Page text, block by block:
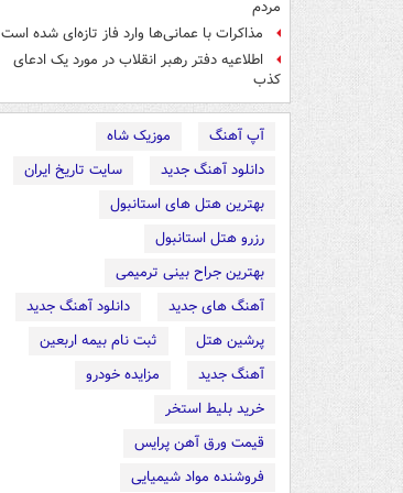
مردم
مذاکرات با عمانی‌ها وارد فاز تازه‌ای شده است
اطلاعیه دفتر رهبر انقلاب در مورد یک ادعای
کذب
آپ آهنگ
موزیک شاه
دانلود آهنگ جدید
سایت تاریخ ایران
بهترین هتل های استانبول
رزرو هتل استانبول
بهترین جراح بینی ترمیمی
آهنگ های جدید
دانلود آهنگ جدید
پرشین هتل
ثبت نام بیمه اربعین
آهنگ جدید
مزایده خودرو
خرید بلیط استخر
قیمت ورق آهن پرایس
فروشنده مواد شیمیایی